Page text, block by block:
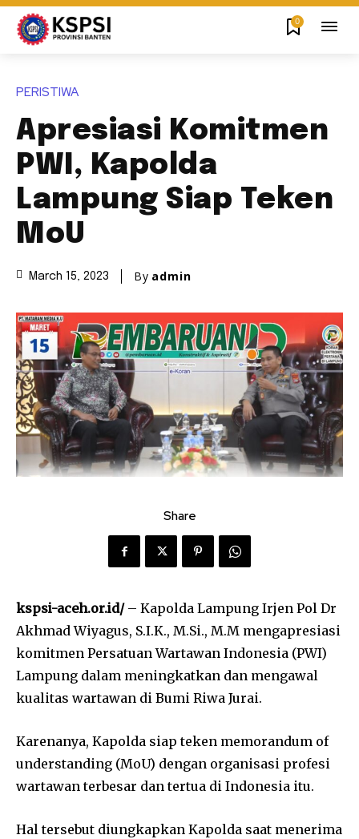
0
PERISTIWA
Apresiasi Komitmen
PWI, Kapolda
Lampung Siap Teken
MoU
March 15, 2023 By admin
Share
kspsi-aceh.or.id/– Kapolda Lampung Irjen Pol Dr
Akhmad Wiyagus, S.I.K., M.Si., M.M mengapresiasi
komitmen Persatuan Wartawan Indonesia (PWI)
Lampung dalam meningkatkan dan mengawal
kualitas wartawan di Bumi Riwa Jurai.
Karenanya, Kapolda siap teken memorandum of
understanding (MoU) dengan organisasi profesi
wartawan terbesar dan tertua di Indonesia itu.
Hal tersebut diungkapkan Kapolda saat menerima